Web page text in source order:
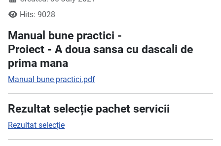
Hits: 9028
Manual bune practici -
Proiect - A doua sansa cu dascali de
prima mana
Manual bune practici.pdf
Rezultat selecție pachet servicii
Rezultat selecție